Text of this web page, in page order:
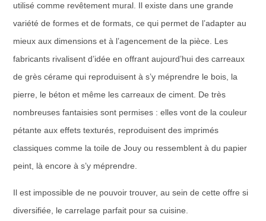
utilisé comme revêtement mural. Il existe dans une grande
variété de formes et de formats, ce qui permet de l’adapter au
mieux aux dimensions et à l’agencement de la pièce. Les
fabricants rivalisent d’idée en offrant aujourd’hui des carreaux
de grès cérame qui reproduisent à s’y méprendre le bois, la
pierre, le béton et même les carreaux de ciment. De très
nombreuses fantaisies sont permises : elles vont de la couleur
pétante aux effets texturés, reproduisent des imprimés
classiques comme la toile de Jouy ou ressemblent à du papier
peint, là encore à s’y méprendre.
Il est impossible de ne pouvoir trouver, au sein de cette offre si
diversifiée, le carrelage parfait pour sa cuisine.